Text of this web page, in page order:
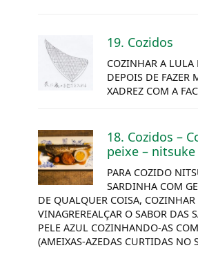
19. Cozidos
COZINHAR A LULA
DEPOIS DE FAZER
XADREZ COM A
18. Cozidos –
peixe – nitsuke
PARA COZIDO
SARDINHA COM
DE QUALQUER COISA,
VINAGREREALÇAR O SABOR DAS
PELE AZUL COZINHANDO-AS
(AMEIXAS-AZEDAS CURTIDAS NO